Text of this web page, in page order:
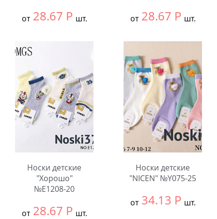
от 28.67 Р шт.
шт.
Количество:
от 28.67 Р шт.
В упаковке:
10
шт.
Количество:
Носки детские
"Хорошо"
№E1208-20
от 28.67 Р шт.
Носки детские
"NICEN" №Y075-25
от 34.13 Р шт.